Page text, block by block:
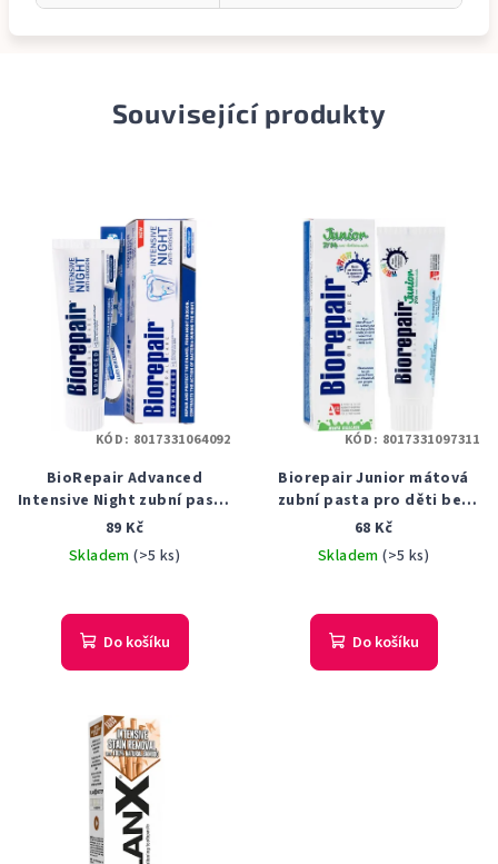
Související produkty
BioRepair Advanced
Intensive Night zubní pasta
75 ml
89 Kč
Skladem(>5 ks)
Do košíku
KÓD: 8017331064092
Biorepair Junior mátová
zubní pasta pro děti bez
fluoridů 75 ml
68 Kč
Skladem(>5 ks)
Do košíku
KÓD: 8017331097311